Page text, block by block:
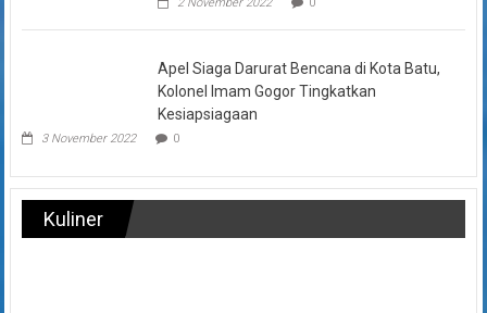
Apel Siaga Darurat Bencana di Kota Batu,
Kolonel Imam Gogor Tingkatkan
Kesiapsiagaan
3 November 2022 0
Kuliner